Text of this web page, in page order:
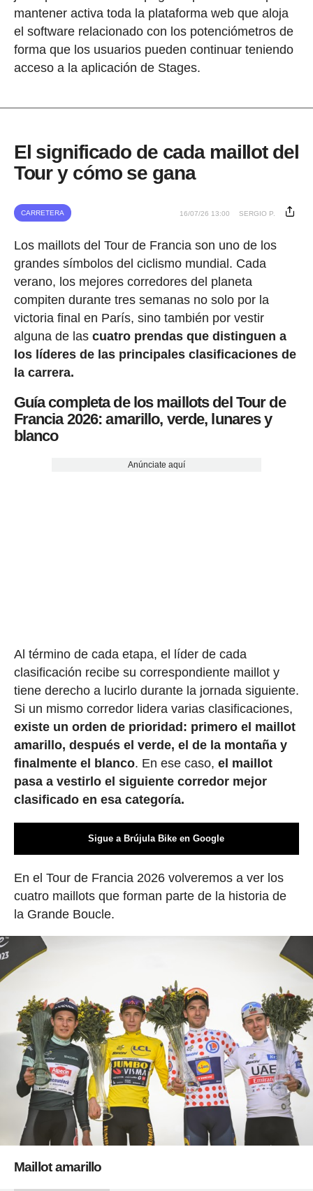
mantener activa toda la plataforma web que aloja
el software relacionado con los potenciómetros de
forma que los usuarios pueden continuar teniendo
acceso a la aplicación de Stages.
El significado de cada maillot del
Tour y cómo se gana
CARRETERA 16/07/26 13:00 SERGIO P.
Los maillots del Tour de Francia son uno de los
grandes símbolos del ciclismo mundial. Cada
verano, los mejores corredores del planeta
compiten durante tres semanas no solo por la
victoria final en París, sino también por vestir
alguna de las cuatro prendas que distinguen a
los líderes de las principales clasificaciones de
la carrera.
Guía completa de los maillots del Tour de
Francia 2026: amarillo, verde, lunares y
blanco
Anúnciate aquí
Al término de cada etapa, el líder de cada
clasificación recibe su correspondiente maillot y
tiene derecho a lucirlo durante la jornada siguiente.
Si un mismo corredor lidera varias clasificaciones,
existe un orden de prioridad: primero el maillot
amarillo, después el verde, el de la montaña y
finalmente el blanco. En ese caso, el maillot
pasa a vestirlo el siguiente corredor mejor
clasificado en esa categoría.
Sigue a Brújula Bike en Google
En el Tour de Francia 2026 volveremos a ver los
cuatro maillots que forman parte de la historia de
la Grande Boucle.
Maillot amarillo